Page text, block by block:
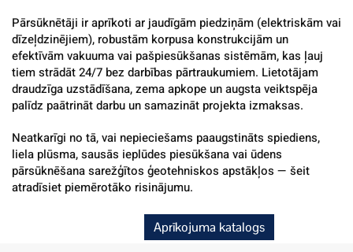
Pārsūknētāji ir aprīkoti ar jaudīgām piedziņām (elektriskām vai
dīzeļdzinējiem), robustām korpusa konstrukcijām un
efektīvām vakuuma vai pašpiesūkšanas sistēmām, kas ļauj
tiem strādāt 24/7 bez darbības pārtraukumiem. Lietotājam
draudzīga uzstādīšana, zema apkope un augsta veiktspēja
palīdz paātrināt darbu un samazināt projekta izmaksas.
Neatkarīgi no tā, vai nepieciešams paaugstināts spiediens,
liela plūsma, sausās ieplūdes piesūkšana vai ūdens
pārsūknēšana sarežģītos ģeotehniskos apstākļos — šeit
atradīsiet piemērotāko risinājumu.
Aprīkojuma katalogs